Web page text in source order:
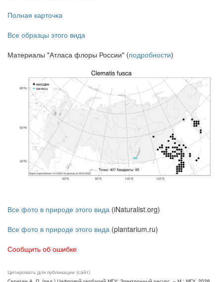
Полная карточка
Все образцы этого вида
Материалы "Атласа флоры России" (подробности)
Все фото в природе этого вида (iNaturalist.org)
Все фото в природе этого вида (plantarium.ru)
Сообщить об ошибке
Цитировать для публикации (сайт)